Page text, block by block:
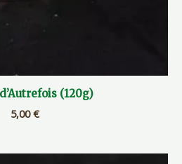
(120g)
5,00€